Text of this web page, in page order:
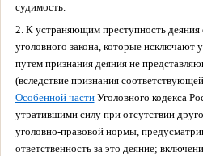
судимость.
2. К устраняющим преступность деяния
уголовного закона, которые исключают
путем признания деяния не
(вследствие признания
Особенной частиУголовного кодекса
утратившими силу при отсутствии
уголовно-правовой нормы,
ответственность за это деяние;